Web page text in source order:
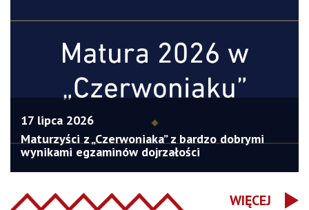
17 lipca 2026
Maturzyści z „Czerwoniaka” z bardzo dobrymi
wynikami egzaminów dojrzałości
WIĘCEJ